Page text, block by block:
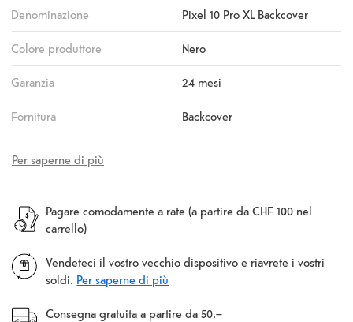
Denominazione Pixel 10 Pro XL Backcover
Colore produttore Nero
Garanzia 24 mesi
Fornitura Backcover
Per saperne di più
Pagare comodamente a rate (a partire da CHF 100 nel
carrello)
Vendeteci il vostro vecchio dispositivo e riavrete i vostri
soldi. Per saperne di più
Consegna gratuita a partire da 50.–